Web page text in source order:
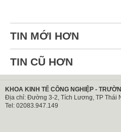
TIN MỚI HƠN
TIN CŨ HƠN
KHOA KINH TẾ CÔNG NGHIỆP -
Địa chỉ: Đường 3-2, Tích Lương, TP Thái
Tel: 02083.947.149